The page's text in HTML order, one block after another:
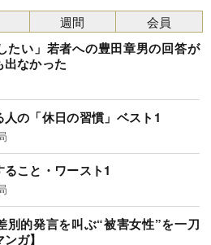
たい」若者への豊田章男の回答が
出なかった
の「休日の習慣」ベスト1
こと・ワースト1
別的発言を叫ぶ“被害女性”を一刀
ガ】
週間 会員